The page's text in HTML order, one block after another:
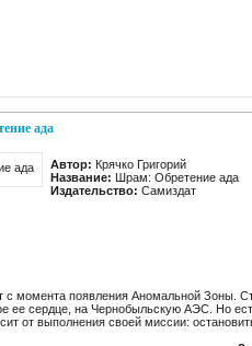
ада
Автор: Крячко Григорий
Название: Шрам: Обретение ада
Издательство: Самиздат
с момента появления Аномальной Зоны.
ее сердце, на Чернобыльскую АЭС. Но
от выполнения своей миссии: остановить